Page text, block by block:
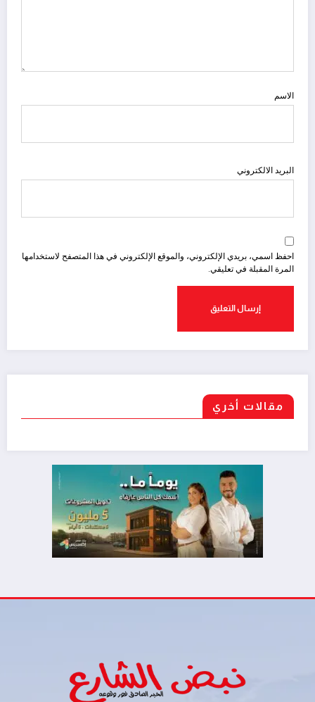
الاسم
البريد الالكتروني
احفظ اسمي، بريدي الإلكتروني، والموقع الإلكتروني في هذا المتصفح لاستخدامها
المرة المقبلة في تعليقي.
مقالات أخري